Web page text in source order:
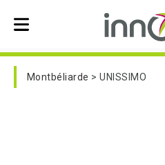
Skip to main navigation
Montbéliarde UNISSIMO